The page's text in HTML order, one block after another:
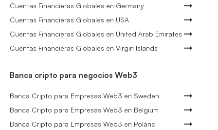
Cuentas Financieras Globales en Germany
Cuentas Financieras Globales en USA
Cuentas Financieras Globales en United Arab Emirates
Cuentas Financieras Globales en Virgin Islands
Banca cripto para negocios Web3
Banca Cripto para Empresas Web3 en Sweden
Banca Cripto para Empresas Web3 en Belgium
Banca Cripto para Empresas Web3 en Poland